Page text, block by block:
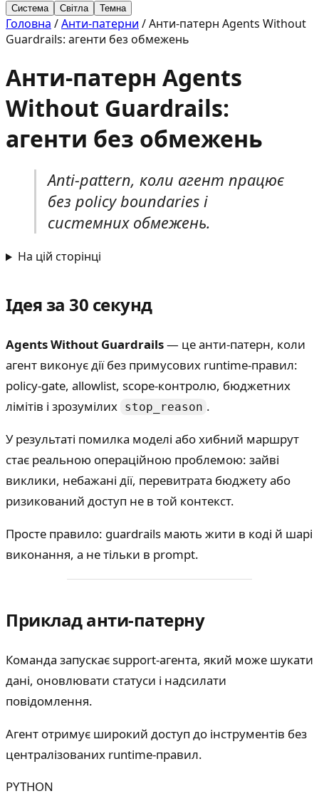
Система Світла Темна
Головна /Анти‑патерни /Анти-патерн Agents Without
Guardrails: агенти без обмежень
Анти-патерн Agents
Without Guardrails:
агенти без обмежень
Anti-pattern, коли агент працює
без policy boundaries і
системних обмежень.
На цій сторінці
Ідея за 30 секунд
Agents Without Guardrails— це анти-патерн, коли
агент виконує дії без примусових runtime-правил:
policy-gate, allowlist, scope-контролю, бюджетних
лімітів і зрозумілих stop_reason .
У результаті помилка моделі або хибний маршрут
стає реальною операційною проблемою: зайві
виклики, небажані дії, перевитрата бюджету або
ризикований доступ не в той контекст.
Просте правило: guardrails мають жити в коді й шарі
виконання, а не тільки в prompt.
Приклад анти-патерну
Команда запускає support-агента, який може шукати
дані, оновлювати статуси і надсилати
повідомлення.
Агент отримує широкий доступ до інструментів без
централізованих runtime-правил.
PYTHON